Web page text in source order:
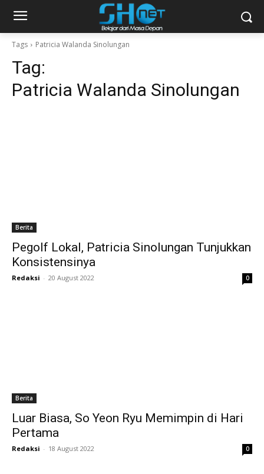
Tags Patricia Walanda Sinolungan
Tag:
Patricia Walanda Sinolungan
Berita
Pegolf Lokal, Patricia Sinolungan Tunjukkan
Konsistensinya
Redaksi - 20 August 2022 0
Berita
Luar Biasa, So Yeon Ryu Memimpin di Hari
Pertama
Redaksi - 18 August 2022 0